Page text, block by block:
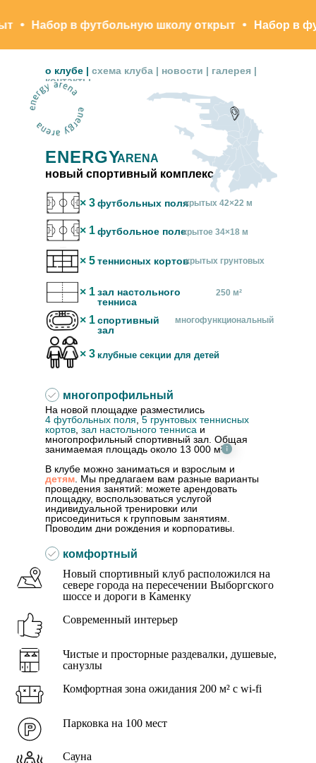
Набор в футбольную школу открыт Набор в
о клубе | схема клуба | новости | галерея |
контакты
ENERGYARENA
спортивный
зал
теннисных кортов
× 1
зал настольного
тенниса
× 3
× 1
× 5
новый спортивный комплекс
футбольных полякрытых 42×22 м
крытых грунтовых
многофункциональный
× 3 клубные секции для детей
× 1футбольное полекрытое 34×18 м
250 м²
О КЛУБЕ
В клубе можно заниматься и взрослым и
детям . Мы предлагаем вам разные варианты
проведения занятий: можете арендовать
площадку, воспользоваться услугой
индивидуальной тренировки или
присоединиться к групповым занятиям.
Проводим дни рождения и корпоративы.
На новой площадке разместились
4 футбольных поля 5 грунтовых теннисных
кортов зал настольного тенниса и
многопрофильный спортивный зал. Общая
занимаемая площадь около 13 000 м²
многопрофильный
комфортный
Новый спортивный клуб расположился на
севере города на пересечении Выборгского
шоссе и дороги в Каменку
Современный интерьер
Чистые и просторные раздевалки, душевые,
санузлы
Комфортная зона ожидания 200 м² с wi-fi
Парковка на 100 мест
Сауна